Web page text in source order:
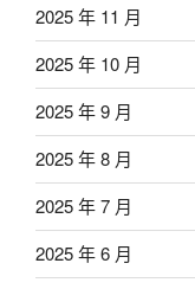
2025 年 11 月
2025 年 10 月
2025 年 9 月
2025 年 8 月
2025 年 7 月
2025 年 6 月